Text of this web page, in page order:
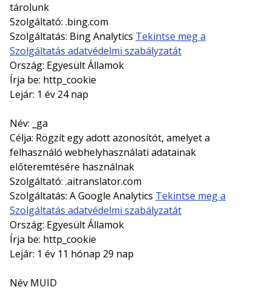
tárolunk
Szolgáltató: .bing.com
Szolgáltatás: Bing Analytics Tekintse meg a
Szolgáltatás adatvédelmi szabályzatát
Ország: Egyesült Államok
Írja be: http_cookie
Lejár: 1 év 24 nap
Név: _ga
Célja: Rögzít egy adott azonosítót, amelyet a
felhasználó webhelyhasználati adatainak
előteremtésére használnak
Szolgáltató: .aitranslator.com
Szolgáltatás: A Google Analytics Tekintse meg a
Szolgáltatás adatvédelmi szabályzatát
Ország: Egyesült Államok
Írja be: http_cookie
Lejár: 1 év 11 hónap 29 nap
Név MUID